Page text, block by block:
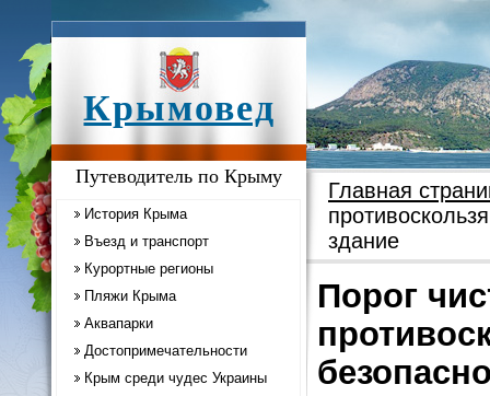
Крымовед
Путеводитель по Крыму
История Крыма
Въезд и транспорт
Курортные регионы
Пляжи Крыма
Аквапарки
Достопримечательности
Крым среди чудес Украины
Главная
здание
Порог